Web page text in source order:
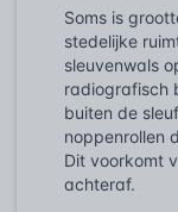
Soms is
stedelijke
sleuvenwals
radiografisch
buiten de
noppenrollen
Dit voorkomt
achteraf.